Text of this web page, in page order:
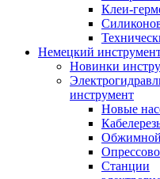
Клеи-
Немецкий
Новинки
инструмент
Новые
Обжимной
Станции